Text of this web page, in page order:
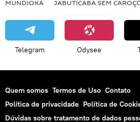
MUNDIOKA JABUTICABA SEM
Telegram Odysee
Quem somos Termos de Uso Contato
Política de privacidade Política de
Dúvidas sobre tratamento de dados